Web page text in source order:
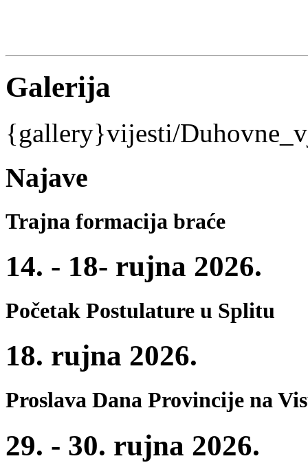
Galerija
{gallery}vijesti/
Najave
Trajna formacija braće
14. - 18- rujna 2026.
Početak Postulature u Splitu
18. rujna 2026.
Proslava Dana Provincije na
29. - 30. rujna 2026.